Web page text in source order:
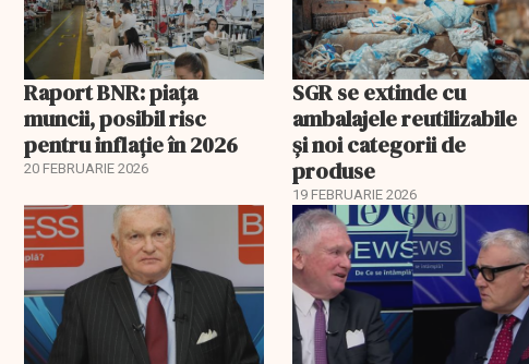
Raport BNR: piața
muncii, posibil risc
pentru inflație în 2026
20 FEBRUARIE 2026
SGR se extinde cu
ambalajele reutilizabile
și noi categorii de
produse
19 FEBRUARIE 2026
EXCLUSIV EXCLUSIV